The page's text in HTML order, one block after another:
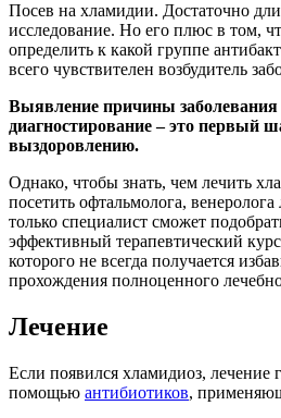
Посев на хламидии. Достаточно
исследование. Но его плюс в том,
определить к какой группе
всего чувствителен возбудитель
Выявление причины заболевания
диагностирование – это первый
выздоровлению.
Однако, чтобы знать, чем лечить
посетить офтальмолога,
только специалист сможет
эффективный терапевтический
которого не всегда получается
прохождения полноценного
Лечение
Если появился хламидиоз, лечение
помощью антибиотиков,